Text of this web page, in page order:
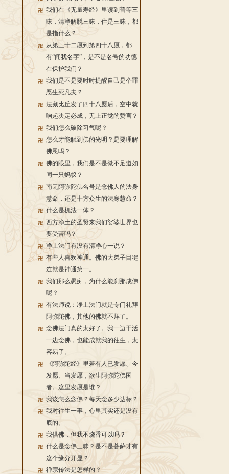
我们在《无量寿经》里读到普等三
昧，清净解脱三昧，住是三昧，都
是指什么？
从第三十二愿到第四十八愿，都
有“闻我名字”，是不是名号的功德
在保护我们？
我们是不是要时时提醒自己是个罪
恶生死凡夫？
法藏比丘发了四十八愿后，空中就
响起决定必成，无上正觉的赞言？
我们怎么破除习气呢？
怎么才能触到佛的光明？是要理解
佛恩吗？
佛的眼里，我们是不是微不足道如
同一只蚂蚁？
南无阿弥陀佛名号是念佛人的法身
慧命，还是十方众生的法身慧命？
什么是机法一体？
西方净土的圣贤来我们娑婆世界也
要受苦吗？
净土法门有没有清净心一说？
有些人喜欢神通。佛的大弟子目犍
连就是神通第一。
我们那么愚痴，为什么能刹那成佛
呢？
有法师说：净土法门就是专门礼拜
阿弥陀佛，其他的佛就不拜了。
念佛法门真的太好了。我一边干活
一边念佛，也能成就我的往生，太
容易了。
《阿弥陀经》里若有人已发愿、今
发愿、当发愿，欲生阿弥陀佛国
者。这里发愿是谁？
我该怎么念佛？每天念多少达标？
我对往生一事，心里其实还是没有
底的。
我供佛，但我不烧香可以吗？
什么是念佛三昧？是不是菩萨才有
这个缘分开显？
禅宗传法是怎样的？